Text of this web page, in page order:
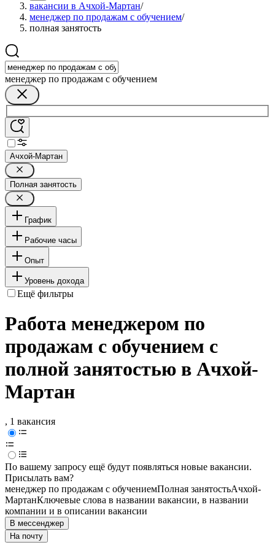
вакансии в Ачхой-Мартан/
менеджер по продажам с обучением/
полная занятость
менеджер по продажам с обучением
Ачхой-Мартан
Полная занятость
График
Рабочие часы
Опыт
Уровень дохода
Ещё фильтры
Работа менеджером по
продажам с обучением с
полной занятостью в Ачхой-
Мартан
, 1 вакансия
По вашему запросу ещё будут появляться новые вакансии.
Присылать вам?
менеджер по продажам с обучениемПолная занятостьАчхой-
МартанКлючевые слова в названии вакансии, в названии
компании и в описании вакансии
В мессенджер
На почту